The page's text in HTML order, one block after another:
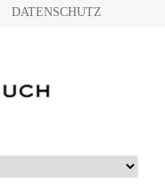
DATENSCHUTZ